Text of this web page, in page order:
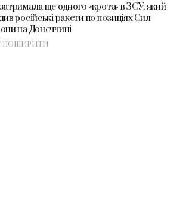
ще одного «крота» в ЗСУ, який
російські ракети по позиціях Сил
на Донеччині
ПОШИРИТИ